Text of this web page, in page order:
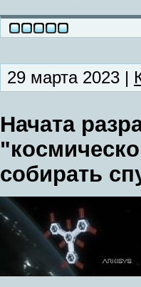
29 марта 2023 |
Начата
собирать